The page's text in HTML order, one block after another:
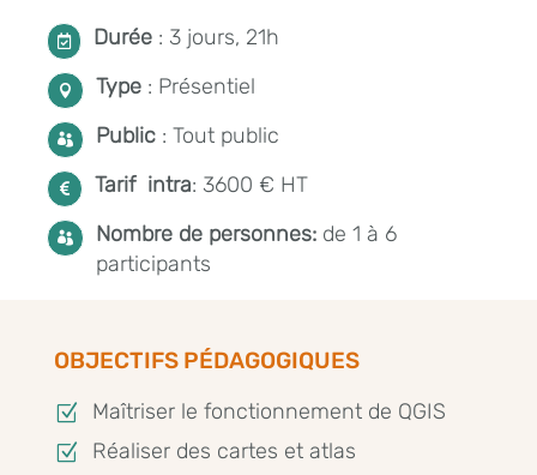
 Durée: 3 jours, 21h
 Type : Présentiel
 Public: Tout public
 Tarif intra: 3600 € HT
 Nombre de personnes: de 1 à 6
participants
OBJECTIFS PÉDAGOGIQUES
Z Maîtriser le fonctionnement de QGIS
Z Réaliser des cartes et atlas